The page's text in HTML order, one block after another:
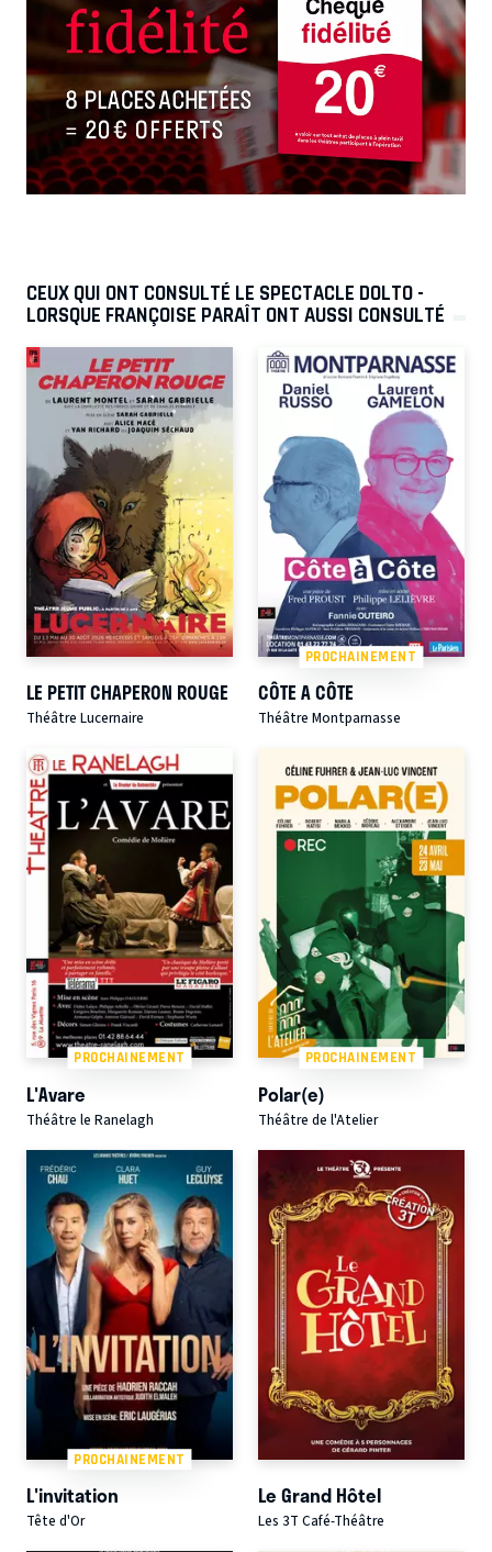
CEUX QUI ONT CONSULTÉ LE SPECTACLE DOLTO -
LORSQUE FRANÇOISE PARAÎT ONT AUSSI CONSULTÉ
LE PETIT CHAPERON ROUGE
Théâtre Lucernaire
PROCHAINEMENT
CÔTE A CÔTE
Théâtre Montparnasse
PROCHAINEMENT
L'Avare
Théâtre le Ranelagh
PROCHAINEMENT
Polar(e)
Théâtre de l'Atelier
PROCHAINEMENT
L'invitation
Tête d'Or
Le Grand Hôtel
Les 3T Café-Théâtre